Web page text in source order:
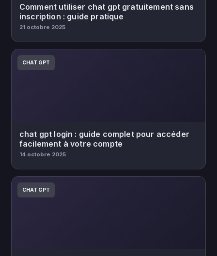
Comment utiliser chat gpt gratuitement sans
inscription : guide pratique
21 octobre 2025
CHAT GPT
chat gpt login : guide complet pour accéder
facilement à votre compte
14 octobre 2025
CHAT GPT